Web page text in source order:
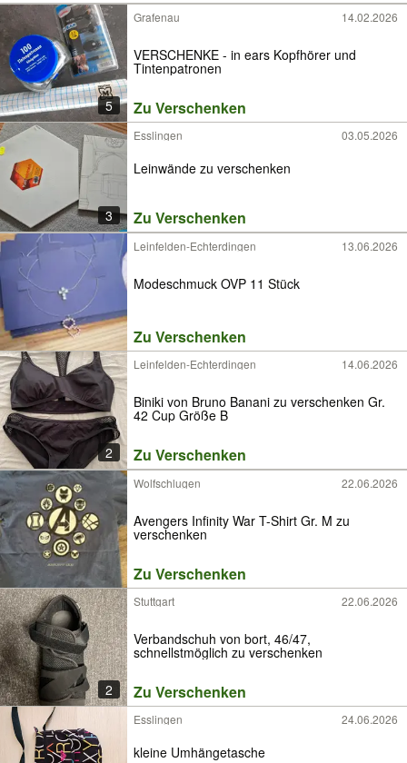
5
Grafenau 14.02.2026
VERSCHENKE - in ears Kopfhörer und
Tintenpatronen
Zu Verschenken
3
Esslingen 03.05.2026
Leinwände zu verschenken
Zu Verschenken
Leinfelden-Echterdingen 13.06.2026
Modeschmuck OVP 11 Stück
Zu Verschenken
2
Leinfelden-Echterdingen 14.06.2026
Biniki von Bruno Banani zu verschenken Gr.
42 Cup Größe B
Zu Verschenken
Wolfschlugen 22.06.2026
Avengers Infinity War T-Shirt Gr. M zu
verschenken
Zu Verschenken
2
Stuttgart 22.06.2026
Verbandschuh von bort, 46/47,
schnellstmöglich zu verschenken
Zu Verschenken
Esslingen 24.06.2026
kleine Umhängetasche